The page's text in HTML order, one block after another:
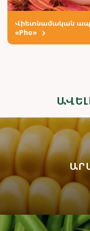
Վիետնամական
«Pho»